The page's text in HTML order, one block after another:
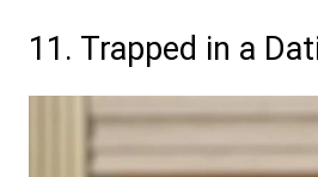
11. Trapped in a